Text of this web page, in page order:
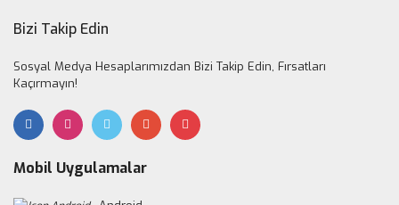
Bizi Takip Edin
Sosyal Medya Hesaplarımızdan Bizi Takip Edin, Fırsatları
Kaçırmayın!
Mobil Uygulamalar